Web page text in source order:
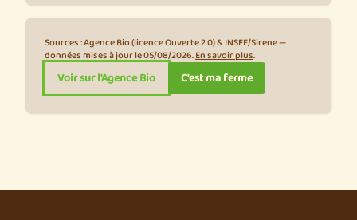
Sources : Agence Bio (licence Ouverte 2.0) & INSEE/Sirene —
données mises à jour le 05/08/2026.En savoir plus.
Voir sur l'Agence Bio C'est ma ferme